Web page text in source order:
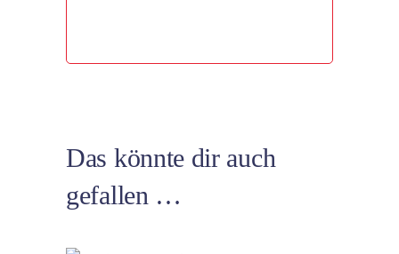
Das könnte dir auch
gefallen …